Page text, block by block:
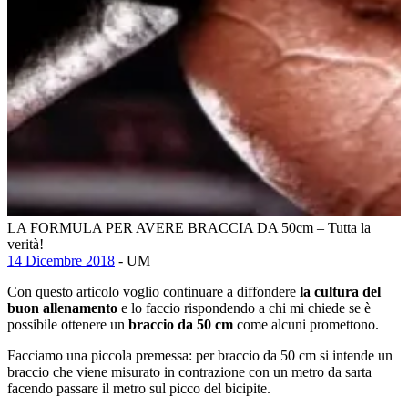
LA FORMULA PER AVERE BRACCIA DA 50cm – Tutta la
verità!
14 Dicembre 2018 - UM
Con questo articolo voglio continuare a diffondere la cultura del
buon allenamento e lo faccio rispondendo a chi mi chiede se è
possibile ottenere un braccio da 50 cm come alcuni promettono.
Facciamo una piccola premessa: per braccio da 50 cm si intende un
braccio che viene misurato in contrazione con un metro da sarta
facendo passare il metro sul picco del bicipite.